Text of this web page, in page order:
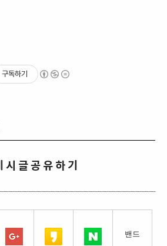
구독하기
시 글 공 유 하 기
밴드